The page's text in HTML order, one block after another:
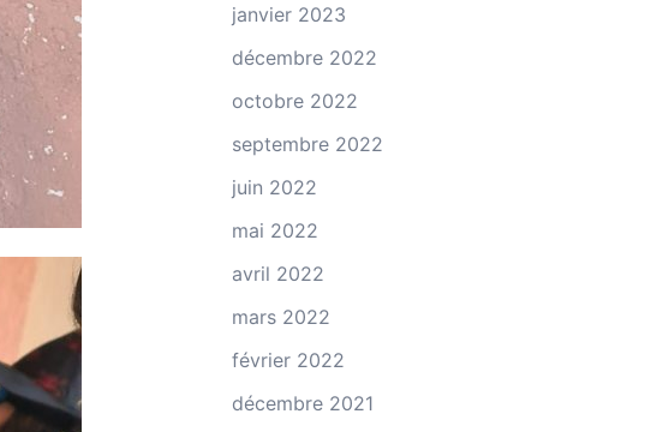
janvier 2023
décembre 2022
octobre 2022
septembre 2022
juin 2022
mai 2022
avril 2022
mars 2022
février 2022
décembre 2021